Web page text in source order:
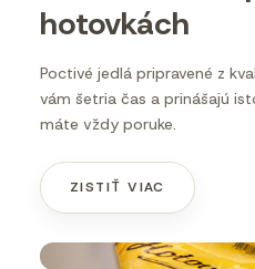
hotovkách
Poctivé jedlá pripravené z
vám šetria čas a prinášajú
máte vždy poruke.
ZISTIŤ VIAC